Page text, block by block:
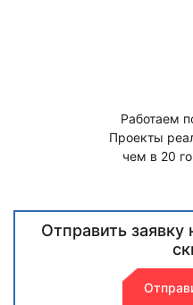
Работаем
Проекты
чем в 20
Отправить заявку